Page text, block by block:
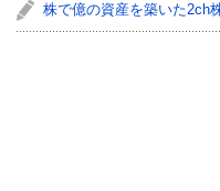
株で億の資産を築いた2ch